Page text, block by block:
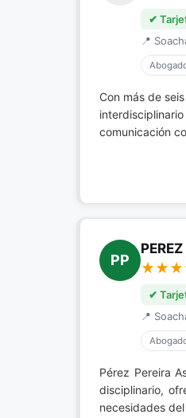
✔
📍
Con más de
comunicación
PP
✔
📍
Pérez Pereira
disciplinario,
necesidades